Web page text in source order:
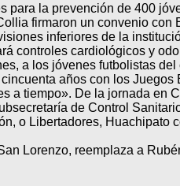
para la prevención de 400
firmaron un convenio
inferiores de la
controles cardiológicos y
a los jóvenes futbolistas
años con los
a tiempo». De la jornada
de Control
o Libertadores,
Lorenzo, reemplaza a